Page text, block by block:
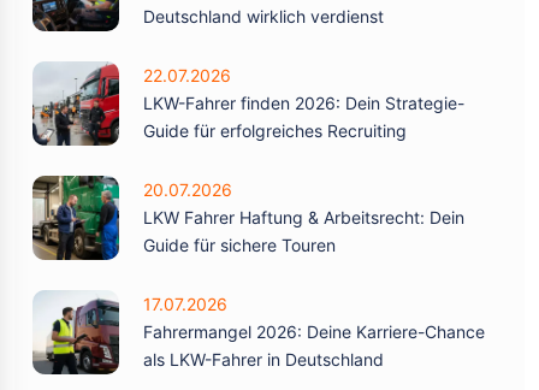
Deutschland wirklich verdienst
22.07.2026
LKW-Fahrer finden 2026: Dein Strategie-
Guide für erfolgreiches Recruiting
20.07.2026
LKW Fahrer Haftung & Arbeitsrecht: Dein
Guide für sichere Touren
17.07.2026
Fahrermangel 2026: Deine Karriere-Chance
als LKW-Fahrer in Deutschland